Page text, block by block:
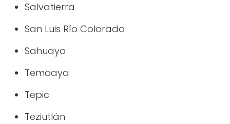
Salvatierra
San Luis Río Colorado
Sahuayo
Temoaya
Tepic
Teziutlán